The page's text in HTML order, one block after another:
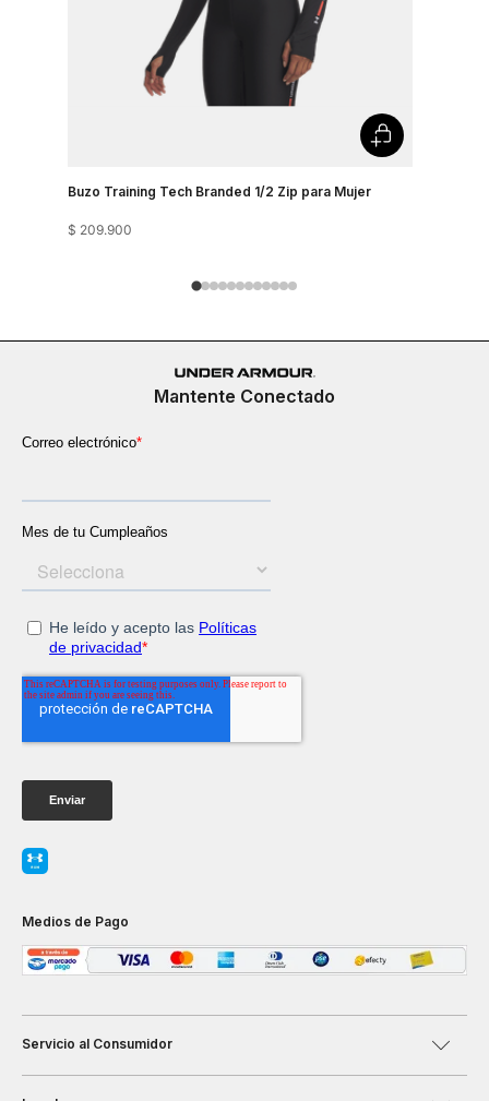
Buzo Training Tech Branded 1/2 Zip para Mujer
$ 209.900
Mantente Conectado
Medios de Pago
Servicio al Consumidor